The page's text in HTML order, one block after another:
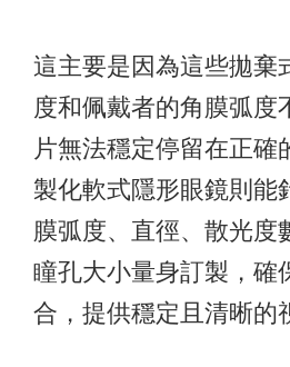
這主要是因為這些拋棄
度和佩戴者的角膜弧度
片無法穩定停留在正確
製化軟式隱形眼鏡則能
膜弧度、直徑、散光度
瞳孔大小量身訂製，確
合，提供穩定且清晰的